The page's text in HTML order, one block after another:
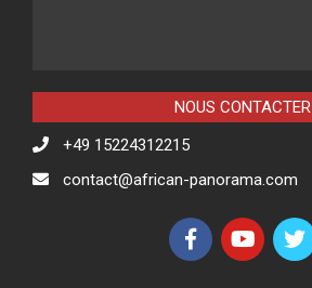
NOUS CONTACTER
+49 15224312215
contact@african-panorama.com